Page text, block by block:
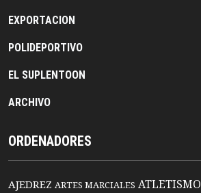
EXPORTACION
POLIDEPORTIVO
EL SUPLENTOON
ARCHIVO
ORDENADORES
AJEDREZ ARTES MARCIALES ATLETISMO